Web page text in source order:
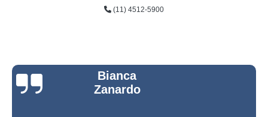
empresas de serviços logísticos Campinas
empresa logística reversa telefone Fazenda Rio Grande
empresa logística reversa Cotia
(11) 4512-5900
Bianca
Zanardo